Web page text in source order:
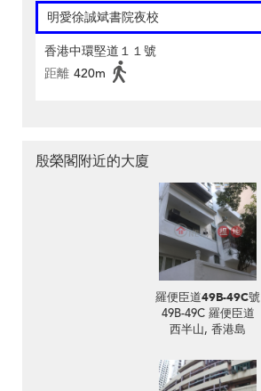
明愛徐誠斌書院夜校
香港中環堅道１１號
距離 420m
殷榮閣附近的大廈
羅便臣道49B-49C號
49B-49C 羅便臣道
西半山, 香港島